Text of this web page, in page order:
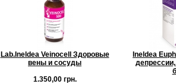
Lab.Ineldea Veinocell Здоровые
вены и сосуды
1.350,00 грн.
Ineldea